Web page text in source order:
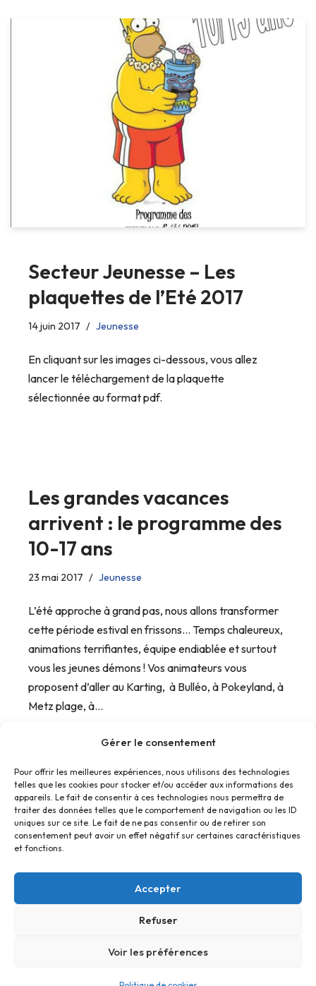
Gérer le consentement
Pour offrir les meilleures expériences, nous utilisons des technologies
telles que les cookies pour stocker et/ou accéder aux informations des
appareils. Le fait de consentir à ces technologies nous permettra de
traiter des données telles que le comportement de navigation ou les ID
uniques sur ce site. Le fait de ne pas consentir ou de retirer son
consentement peut avoir un effet négatif sur certaines caractéristiques
et fonctions.
Accepter
Refuser
Voir les préférences
Secteur Jeunesse – Les
plaquettes de l’Eté 2017
14 juin 2017 Jeunesse
En cliquant sur les images ci-dessous, vous allez
lancer le téléchargement de la plaquette
sélectionnée au format pdf.
Les grandes vacances
arrivent : le programme des
10-17 ans
23 mai 2017 Jeunesse
L’été approche à grand pas, nous allons transformer
cette période estival en frissons… Temps chaleureux,
animations terrifiantes, équipe endiablée et surtout
vous les jeunes démons ! Vos animateurs vous
proposent d’aller au Karting, à Bulléo, à Pokeyland, à
Metz plage, à…
« Précédent 1 … 9 10 11
Contact